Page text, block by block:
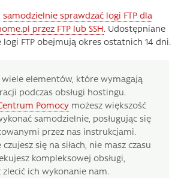
samodzielnie sprawdzać logi FTP dla
przez FTP lub SSH. Udostępniane
logi FTP obejmują okres ostatnich 14 dni.
elementów, które wymagają
podczas obsługi hostingu.
Pomocy możesz większość
samodzielnie, posługując się
przez nas instrukcjami.
czujesz się na siłach, nie masz czasu
kompleksowej obsługi,
zlecić ich wykonanie nam.